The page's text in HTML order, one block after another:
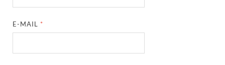
E-MAIL *